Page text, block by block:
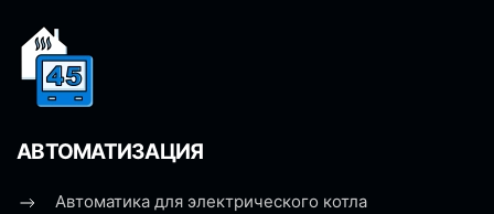
АВТОМАТИЗАЦИЯ
Автоматика для электрического котла